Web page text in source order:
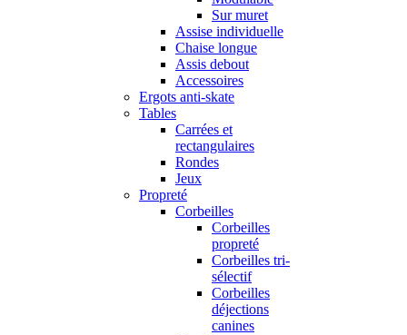
Sur muret
Assise individuelle
Chaise longue
Assis debout
Accessoires
Ergots anti-skate
Tables
Carrées et
rectangulaires
Rondes
Jeux
Propreté
Corbeilles
Corbeilles
propreté
Corbeilles tri-
sélectif
Corbeilles
déjections
canines